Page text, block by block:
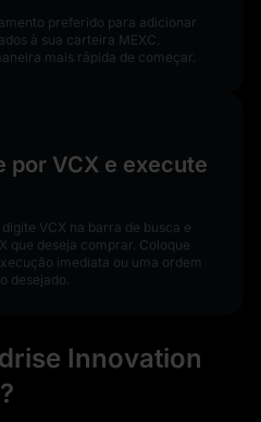
preferido para adicionar
à sua carteira MEXC.
mais rápida de começar.
por VCX e execute
VCX na barra de busca e
que deseja comprar. Coloque
imediata ou uma ordem
desejado.
Innovation